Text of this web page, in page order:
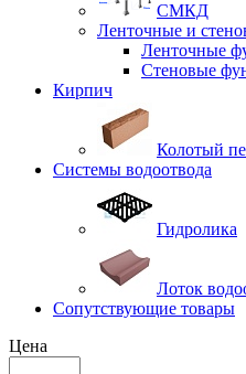
СМКД
Ленточные и
Ленточные
Стеновые
Кирпич
Колотый
Системы водоотвода
Гидролика
Лоток
Сопутствующие товары
Цена